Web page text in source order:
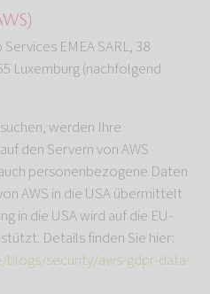
EMEA SARL, 38
Luxemburg (nachfolgend
werden Ihre
den Servern von AWS
personenbezogene Daten
AWS in die USA übermittelt
in die USA wird auf die EU-
Details finden Sie hier:
security/aws-gdpr-data-